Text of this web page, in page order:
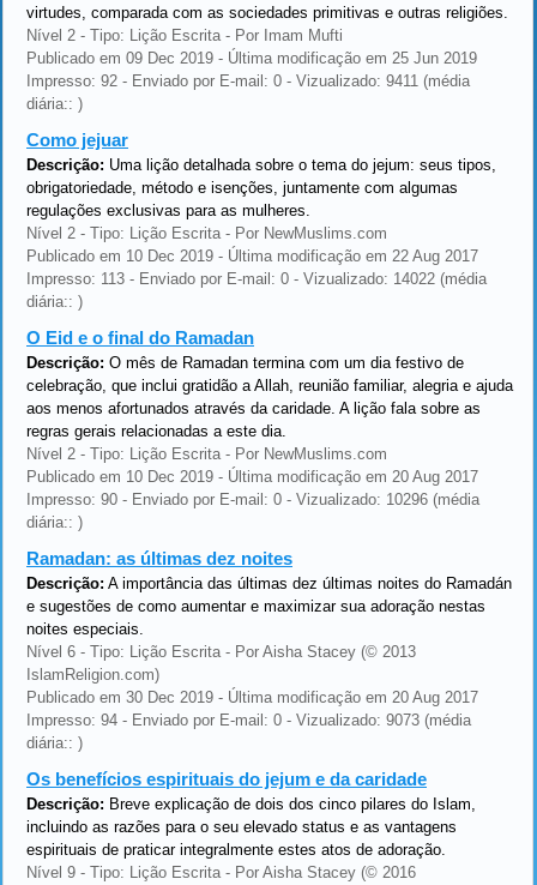
virtudes, comparada com as sociedades primitivas e outras religiões.
Nível 2 - Tipo: Lição Escrita - Por Imam Mufti
Publicado em 09 Dec 2019 - Última modificação em 25 Jun 2019
Impresso: 92 - Enviado por E-mail: 0 - Vizualizado: 9411 (média
diária:: )
Como jejuar
Descrição: Uma lição detalhada sobre o tema do jejum: seus tipos,
obrigatoriedade, método e isenções, juntamente com algumas
regulações exclusivas para as mulheres.
Nível 2 - Tipo: Lição Escrita - Por NewMuslims.com
Publicado em 10 Dec 2019 - Última modificação em 22 Aug 2017
Impresso: 113 - Enviado por E-mail: 0 - Vizualizado: 14022 (média
diária:: )
O Eid e o final do Ramadan
Descrição: O mês de Ramadan termina com um dia festivo de
celebração, que inclui gratidão a Allah, reunião familiar, alegria e ajuda
aos menos afortunados através da caridade. A lição fala sobre as
regras gerais relacionadas a este dia.
Nível 2 - Tipo: Lição Escrita - Por NewMuslims.com
Publicado em 10 Dec 2019 - Última modificação em 20 Aug 2017
Impresso: 90 - Enviado por E-mail: 0 - Vizualizado: 10296 (média
diária:: )
Ramadan: as últimas dez noites
Descrição: A importância das últimas dez últimas noites do Ramadán
e sugestões de como aumentar e maximizar sua adoração nestas
noites especiais.
Nível 6 - Tipo: Lição Escrita - Por Aisha Stacey (© 2013
IslamReligion.com)
Publicado em 30 Dec 2019 - Última modificação em 20 Aug 2017
Impresso: 94 - Enviado por E-mail: 0 - Vizualizado: 9073 (média
diária:: )
Os benefícios espirituais do jejum e da caridade
Descrição: Breve explicação de dois dos cinco pilares do Islam,
incluindo as razões para o seu elevado status e as vantagens
espirituais de praticar integralmente estes atos de adoração.
Nível 9 - Tipo: Lição Escrita - Por Aisha Stacey (© 2016